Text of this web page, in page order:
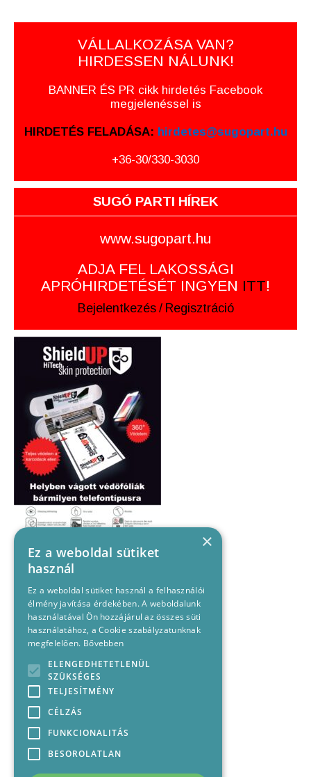
VÁLLALKOZÁSA VAN?
HIRDESSEN NÁLUNK!
BANNER ÉS PR cikk hirdetés Facebook
megjelenéssel is
HIRDETÉS FELADÁSA: hirdetes@sugopart.hu
+36-30/330-3030
SUGÓ PARTI HÍREK
www.sugopart.hu
ADJA FEL LAKOSSÁGI
APRÓHIRDETÉSÉT INGYEN ITT!
Bejelentkezés / Regisztráció
×
Ez a weboldal sütiket
használ
Ez a weboldal sütiket használ a felhasználói
élmény javítása érdekében. A weboldalunk
használatával Ön hozzájárul az összes süti
használatához, a Cookie szabályzatunknak
megfelelően. Bővebben
ELENGEDHETETLENÜL
SZÜKSÉGES
TELJESÍTMÉNY
CÉLZÁS
FUNKCIONALITÁS
BESOROLATLAN